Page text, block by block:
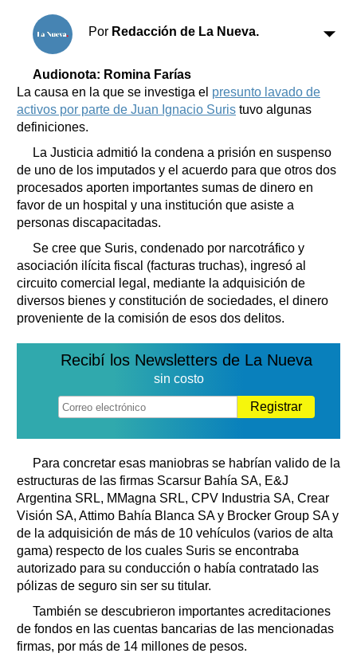
Por Redacción de La Nueva.
Audionota: Romina Farías
La causa en la que se investiga el presunto lavado de
activos por parte de Juan Ignacio Suris tuvo algunas
definiciones.
La Justicia admitió la condena a prisión en suspenso
de uno de los imputados y el acuerdo para que otros dos
procesados aporten importantes sumas de dinero en
favor de un hospital y una institución que asiste a
personas discapacitadas.
Se cree que Suris, condenado por narcotráfico y
asociación ilícita fiscal (facturas truchas), ingresó al
circuito comercial legal, mediante la adquisición de
diversos bienes y constitución de sociedades, el dinero
proveniente de la comisión de esos dos delitos.
Recibí los Newsletters de La Nueva
sin costo
Registrar
Para concretar esas maniobras se habrían valido de la
estructuras de las firmas Scarsur Bahía SA, E&J
Argentina SRL, MMagna SRL, CPV Industria SA, Crear
Visión SA, Attimo Bahía Blanca SA y Brocker Group SA y
de la adquisición de más de 10 vehículos (varios de alta
gama) respecto de los cuales Suris se encontraba
autorizado para su conducción o había contratado las
pólizas de seguro sin ser su titular.
También se descubrieron importantes acreditaciones
de fondos en las cuentas bancarias de las mencionadas
firmas, por más de 14 millones de pesos.